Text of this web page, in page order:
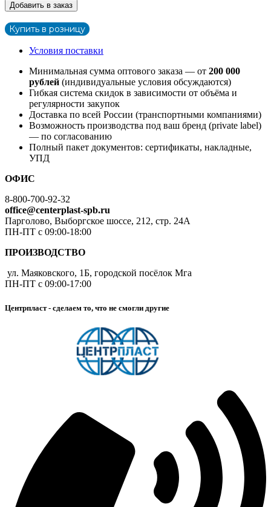
Добавить в заказ
Купить в розницу
Условия поставки
Минимальная сумма оптового заказа — от 200 000
рублей (индивидуальные условия обсуждаются)
Гибкая система скидок в зависимости от объёма и
регулярности закупок
Доставка по всей России (транспортными компаниями)
Возможность производства под ваш бренд (private label)
— по согласованию
Полный пакет документов: сертификаты, накладные,
УПД
ОФИС
8-800-700-92-32
office@centerplast-spb.ru
Парголово, Выборгское шоссе, 212, стр. 24А
ПН-ПТ с 09:00-18:00
ПРОИЗВОДСТВО
ул. Маяковского, 1Б, городской посёлок Мга
ПН-ПТ с 09:00-17:00
Центрпласт - сделаем то, что не смогли другие